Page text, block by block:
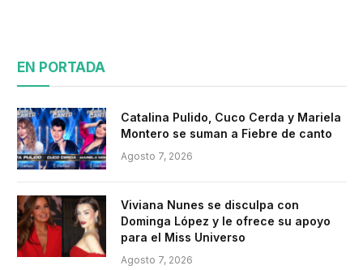
EN PORTADA
Catalina Pulido, Cuco Cerda y Mariela
Montero se suman a Fiebre de canto
Agosto 7, 2026
Viviana Nunes se disculpa con
Dominga López y le ofrece su apoyo
para el Miss Universo
Agosto 7, 2026